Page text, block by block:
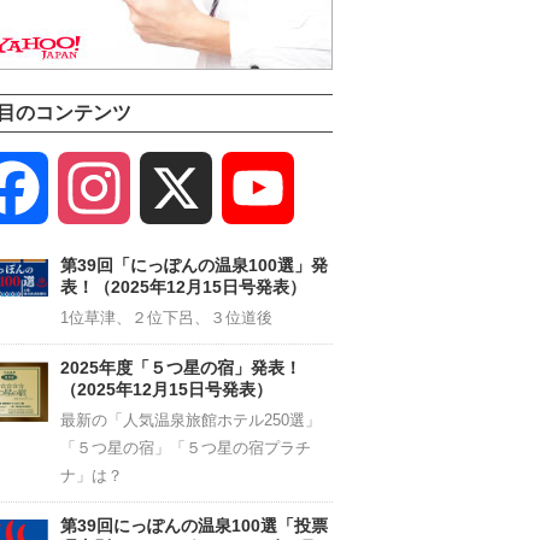
のコンテンツ
Facebook Instagram
Channel
第39回「にっぽんの温泉100選」発
表！（2025年12月15日号発表）
1位草津、２位下呂、３位道後
2025年度「５つ星の宿」発表！
（2025年12月15日号発表）
最新の「人気温泉旅館ホテル250選」
「５つ星の宿」「５つ星の宿プラチ
ナ」は？
第39回にっぽんの温泉100選「投票